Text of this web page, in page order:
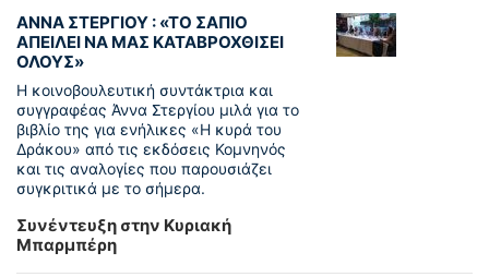
ΑΝΝΑ ΣΤΕΡΓΙΟΥ : «ΤΟ ΣΑΠΙΟ
ΑΠΕΙΛΕΙ ΝΑ ΜΑΣ ΚΑΤΑΒΡΟΧΘΙΣΕΙ
ΟΛΟΥΣ»
Η κοινοβουλευτική συντάκτρια και
συγγραφέας Άννα Στεργίου μιλά για το
βιβλίο της για ενήλικες «Η κυρά του
Δράκου» από τις εκδόσεις Κομνηνός
και τις αναλογίες που παρουσιάζει
συγκριτικά με το σήμερα.
Συνέντευξη στην Κυριακή
Μπαρμπέρη